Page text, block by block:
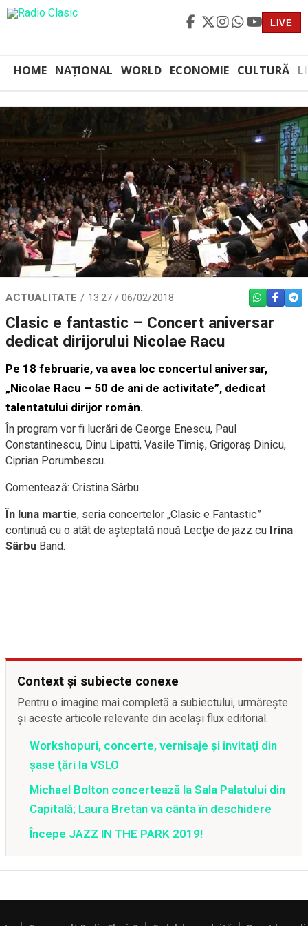
LIVE
HOME NAȚIONAL WORLD ECONOMIE CULTURĂ
ACTUALITATE 13:27 / 06/02/2018 WHATSAPP
Clasic e fantastic – Concert aniversar
dedicat dirijorului Nicolae Racu
Pe 18 februarie, va avea loc concertul aniversar,
„Nicolae Racu – 50 de ani de activitate”, dedicat
talentatului dirijor român.
În program vor fi lucrări de George Enescu, Paul
Constantinescu, Dinu Lipatti, Vasile Timiş, Grigoraş Dinicu,
Ciprian Porumbescu.
Comentează: Cristina Sârbu
În luna martie, seria concertelor „Clasic e Fantastic”
continuă cu o atât de aşteptată nouă Lecţie de jazz cu Irina
Sârbu Band.
Context și subiecte conexe
Pentru o imagine mai completă a subiectului, urmărește
și aceste articole relevante din același flux editorial.
Workshopuri, concerte, vernisaje şi invitaţi din
şase ţări la VSLO
Michael Bolton concertează la Sala Palatului din
Capitală; Laura Bretan va cânta în deschidere
Începe JAZZ IN THE PARK 2019!